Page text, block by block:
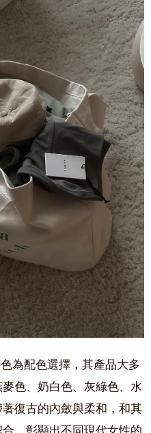
為配色選擇，其產品大多
色、奶白色、灰綠色、水
復古的內斂與柔和，和其
，彰顯出不同現代女性的